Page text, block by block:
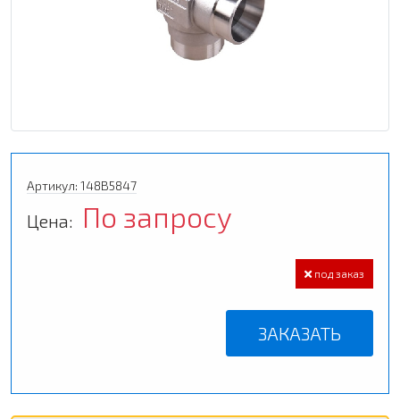
Артикул: 148B5847
Цена: По запросу
под заказ
ЗАКАЗАТЬ